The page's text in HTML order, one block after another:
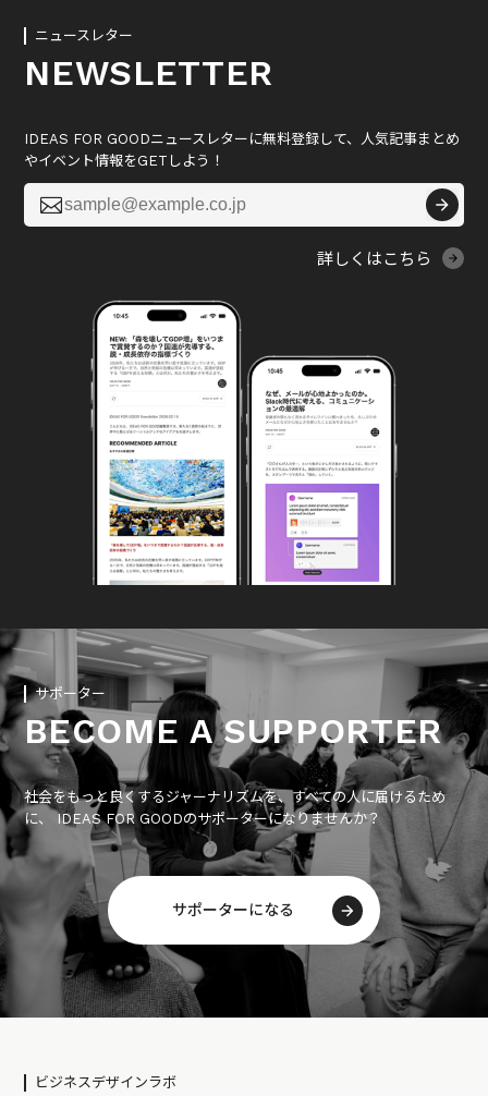
ニュースレター
NEWSLETTER
IDEAS FOR GOODニュースレターに無料登録して、人気記事まとめ
やイベント情報をGETしよう！

詳しくはこちら
サポーター
BECOME A SUPPORTER
社会をもっと良くするジャーナリズムを、すべての人に届けるため
に、 IDEAS FOR GOODのサポーターになりませんか？
サポーターになる
ビジネスデザインラボ